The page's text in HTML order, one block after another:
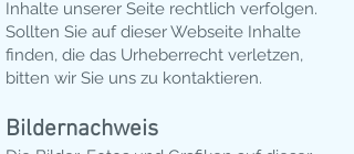
Inhalte unserer Seite rechtlich verfolgen.
Sollten Sie auf dieser Webseite Inhalte
finden, die das Urheberrecht verletzen,
bitten wir Sie uns zu kontaktieren.
Bildernachweis